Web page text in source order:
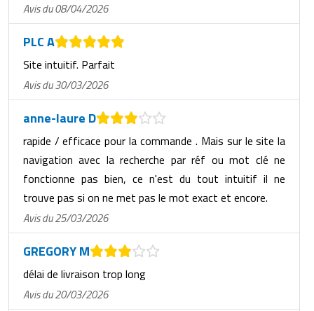
Avis du 08/04/2026
PLC A
Site intuitif. Parfait
Avis du 30/03/2026
anne-laure D
rapide / efficace pour la commande . Mais sur le site la
navigation avec la recherche par réf ou mot clé ne
fonctionne pas bien, ce n'est du tout intuitif il ne
trouve pas si on ne met pas le mot exact et encore.
Avis du 25/03/2026
GREGORY M
délai de livraison trop long
Avis du 20/03/2026